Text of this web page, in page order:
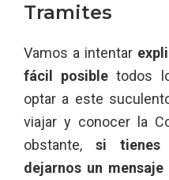
Tramites
Vamos a intentar
fácil posible todos
optar a este
viajar y conocer la
obstante,si tienes
dejarnos un mensaje